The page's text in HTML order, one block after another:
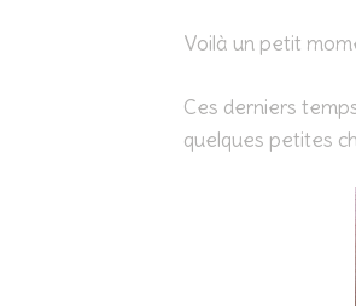
Voilà un petit
Ces derniers
quelques petites